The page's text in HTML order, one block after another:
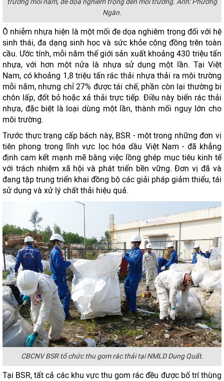
trường mỗi năm, đe dọa nghiêm trọng đến môi trường. Ảnh: Phương
Ngân.
Ô nhiễm nhựa hiện là một mối đe dọa nghiêm trọng đối với hệ
sinh thái, đa dạng sinh học và sức khỏe cộng đồng trên toàn
cầu. Ước tính, mỗi năm thế giới sản xuất khoảng 430 triệu tấn
nhựa, với hơn một nửa là nhựa sử dụng một lần. Tại Việt
Nam, có khoảng 1,8 triệu tấn rác thải nhựa thải ra môi trường
mỗi năm, nhưng chỉ 27% được tái chế, phần còn lại thường bị
chôn lấp, đốt bỏ hoặc xả thải trực tiếp. Điều này biến rác thải
nhựa, đặc biệt là loại dùng một lần, thành mối nguy lớn cho
môi trường.
Trước thực trạng cấp bách này, BSR - một trong những đơn vị
tiên phong trong lĩnh vực lọc hóa dầu Việt Nam - đã khẳng
định cam kết mạnh mẽ bằng việc lồng ghép mục tiêu kinh tế
với trách nhiệm xã hội và phát triển bền vững. Đơn vị đã và
đang tập trung triển khai đồng bộ các giải pháp giảm thiểu, tái
sử dụng và xử lý chất thải hiệu quả.
CBCNV BSR tổ chức thu gom rác thải tại NMLD Dung Quất.
Tại BSR, tất cả các khu vực thu gom rác đều được bố trí thùng